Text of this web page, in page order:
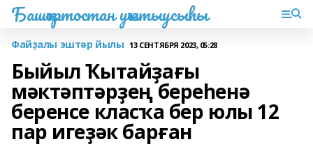
Башҡортостан уҡытыусыһы
Файҙалы эштәр йылы 13 СЕНТЯБРЯ 2023, 05:28
Быйыл Ҡытайҙағы
мәктәптәрҙең береһенә
беренсе класҡа бер юлы 12
пар игеҙәк барған